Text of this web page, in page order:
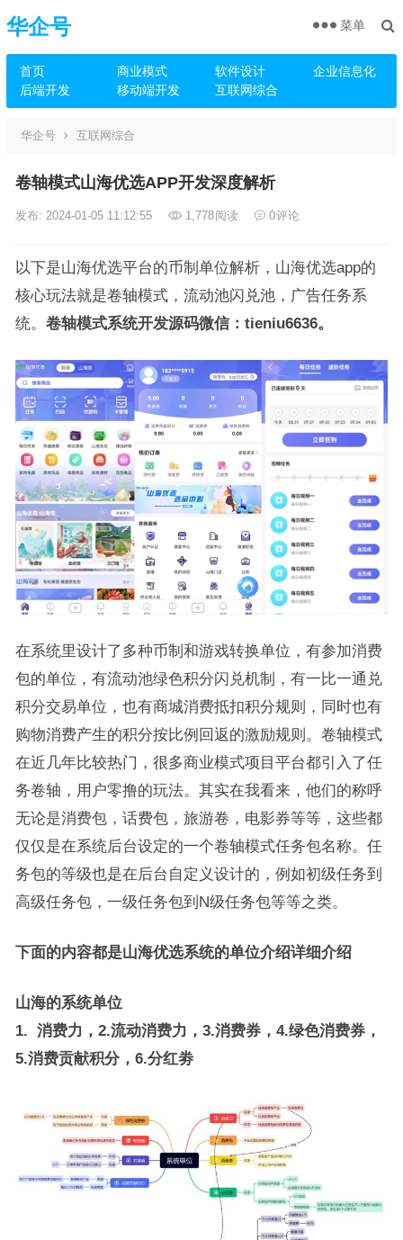
华企号
首页 商业模式 软件设计
企业信息化
后端开发
移动端开发 互联网综合
菜单
华企号 互联网综合
卷轴模式山海优选APP开发深度解析
发布: 2024-01-05 11:12:55 1,778阅读 0评论
以下是山海优选平台的币制单位解析，山海优选app的
核心玩法就是卷轴模式，流动池闪兑池，广告任务系
统。 卷轴模式系统开发源码微信：tieniu6636。
在系统里设计了多种币制和游戏转换单位，有参加消费
包的单位，有流动池绿色积分闪兑机制，有一比一通兑
积分交易单位，也有商城消费抵扣积分规则，同时也有
购物消费产生的积分按比例回返的激励规则。卷轴模式
在近几年比较热门，很多商业模式项目平台都引入了任
务卷轴，用户零撸的玩法。其实在我看来，他们的称呼
无论是消费包，话费包，旅游卷，电影券等等，这些都
仅仅是在系统后台设定的一个卷轴模式任务包名称。任
务包的等级也是在后台自定义设计的，例如初级任务到
高级任务包，一级任务包到N级任务包等等之类。
下面的内容都是山海优选系统的单位介绍详细介绍
山海的系统单位
1. 消费力，2.流动消费力，3.消费券，4.绿色消费券，
5.消费贡献积分，6.分红劵